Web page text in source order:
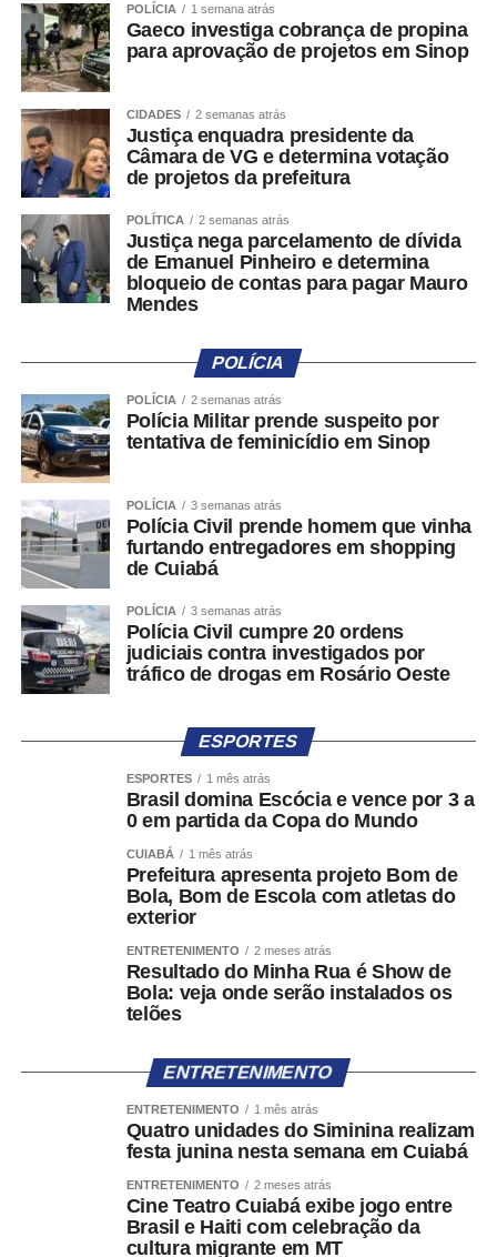
independentemente da forma de autenticação utilizada.
Classificação das denúncias
Ao registrar uma nova denúncia, a pessoa usuária deverá
informar a descrição da suposta irregularidade. Em
seguida, um agente automatizado fará uma classificação
preliminar da ocorrência em duas categorias: propaganda
eleitoral irregular na internet e outras formas de
propaganda eleitoral irregular.
Antes do preenchimento das informações
sobre quais condutas são permitidas ou proibidas pela
legislação eleitoral, de acordo com o tipo de denúncia
selecionado. A medida busca reduzir registros
equivocados ou sem fundamento.
A classificação sugerida pelo sistema poderá ser alterada
pelo próprio denunciante. Além da descrição do fato, será
possível anexar fotos, vídeos, áudios ou endereços
eletrônicos relacionados à irregularidade apontada.
Após o envio, o sistema gerará um número de protocolo
para acompanhamento da denúncia, que poderá ser
consultada tanto no aplicativo quanto por meio de um link
enviado ao e-mail informado pela pessoa denunciante.
Encaminhamento para outros canais
A portaria também prevê situações em que a denúncia
não se enquadra no escopo do Pardal. Nesses casos, a
pessoa será direcionada para os canais apropriados,
como o Sistema de Alertas de Desinformação Eleitoral
(SIADE), utilizado para comunicações relacionadas à
desinformação capaz de afetar a integridade do processo
Eleitoral (MPE) da respectiva unidade da Federação,
destinados ao recebimento de denúncias sobre crimes
eleitorais e outros ilícitos que afetem a disputa na
No Pardal ADM, módulo de uso exclusivo da Justiça
eleitorais poderão gerenciar as denúncias recebidas por
meio de diferentes perfis de acesso, como administrador,
triagem, cartório e consulta. O sistema também permitirá
POLÍCIA 1 semana atrás
Gaeco investiga cobrança de propina
para aprovação de projetos em Sinop
CIDADES 2 semanas atrás
Justiça enquadra presidente da
Câmara de VG e determina votação
de projetos da prefeitura
POLÍTICA 2 semanas atrás
Justiça nega parcelamento de dívida
de Emanuel Pinheiro e determina
bloqueio de contas para pagar Mauro
Mendes
POLÍCIA
POLÍCIA 2 semanas atrás
Polícia Militar prende suspeito por
tentativa de feminicídio em Sinop
POLÍCIA 3 semanas atrás
Polícia Civil prende homem que vinha
furtando entregadores em shopping
de Cuiabá
POLÍCIA 3 semanas atrás
Polícia Civil cumpre 20 ordens
judiciais contra investigados por
tráfico de drogas em Rosário Oeste
ESPORTES
ESPORTES 1 mês atrás
Brasil domina Escócia e vence por 3 a
0 em partida da Copa do Mundo
CUIABÁ 1 mês atrás
Prefeitura apresenta projeto Bom de
Bola, Bom de Escola com atletas do
exterior
ENTRETENIMENTO 2 meses atrás
Resultado do Minha Rua é Show de
Bola: veja onde serão instalados os
telões
ENTRETENIMENTO
ENTRETENIMENTO 1 mês atrás
Quatro unidades do Siminina realizam
festa junina nesta semana em Cuiabá
ENTRETENIMENTO 2 meses atrás
Cine Teatro Cuiabá exibe jogo entre
Brasil e Haiti com celebração da
cultura migrante em MT